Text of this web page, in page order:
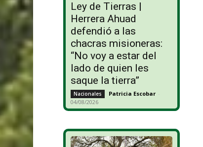
Ley de Tierras |
Herrera Ahuad
defendió a las
chacras misioneras:
“No voy a estar del
lado de quien les
saque la tierra”
Nacionales Patricia Escobar -
04/08/2026